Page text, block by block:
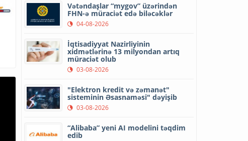
Vətəndaşlar “mygov” üzərindən
FHN-ə müraciət edə biləcəklər
04-08-2026
İqtisadiyyat Nazirliyinin
xidmətlərinə 13 milyondan artıq
müraciət olub
03-08-2026
"Elektron kredit və zəmanət"
sisteminin Əsasnaməsi" dəyişib
03-08-2026
“Alibaba” yeni AI modelini təqdim
edib